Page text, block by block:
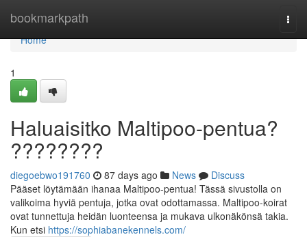
bookmarkpath
Home
Home
1
Haluaisitko Maltipoo-pentua?
????????
diegoebwo191760 87 days ago News
Discuss
Pääset löytämään ihanaa Maltipoo-pentua! Tässä sivustolla on
valikoima hyviä pentuja, jotka ovat odottamassa. Maltipoo-koirat
ovat tunnettuja heidän luonteensa ja mukava ulkonäkönsä takia.
Kun etsi https://sophiabanekennels.com/